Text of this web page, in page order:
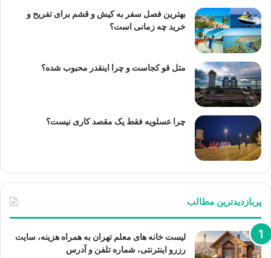
بهترین فصل سفر به کیش و قشم برای تفریح و
خرید چه زمانی است؟
متل قو کجاست و چرا اینقدر محبوب شده؟
چرا عسلویه فقط یک مقصد کاری نیست؟
پربازدیدترین مطالب
لیست خانه های معلم تهران به همراه هزینه، سایت
رزرو اینترنتی، شماره تلفن و آدرس